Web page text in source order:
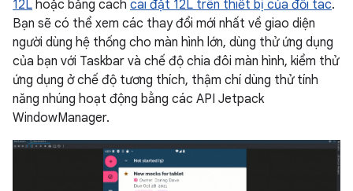
12L hoặc bằng cách cài đặt 12L trên thiết bị của đối tác.
Bạn sẽ có thể xem các thay đổi mới nhất về giao diện
người dùng hệ thống cho màn hình lớn, dùng thử ứng dụng
của bạn với Taskbar và chế độ chia đôi màn hình, kiểm thử
ứng dụng ở chế độ tương thích, thậm chí dùng thử tính
năng nhúng hoạt động bằng các API Jetpack
WindowManager.